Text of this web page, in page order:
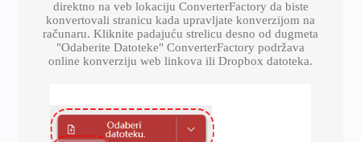
direktno na veb lokaciju ConverterFactory da biste
konvertovali stranicu kada upravljate konverzijom na
računaru. Kliknite padajuću strelicu desno od dugmeta
"Odaberite Datoteke" ConverterFactory podržava
online konverziju web linkova ili Dropbox datoteka.